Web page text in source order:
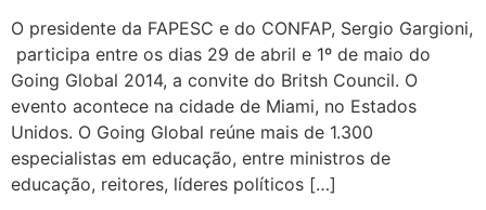
O presidente da FAPESC e do CONFAP, Sergio Gargioni,
participa entre os dias 29 de abril e 1º de maio do
Going Global 2014, a convite do Britsh Council. O
evento acontece na cidade de Miami, no Estados
Unidos. O Going Global reúne mais de 1.300
especialistas em educação, entre ministros de
educação, reitores, líderes políticos […]